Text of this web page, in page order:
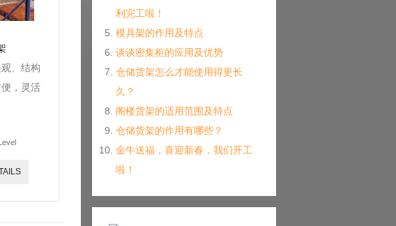
、结构
，灵活
利完工啦！
模具架的作用及特点
谈谈密集柜的应用及优势
仓储货架怎么才能使用得更长
久？
阁楼货架的适用范围及特点
仓储货架的作用有哪些？
金牛送福，喜迎新春，我们开工
啦！